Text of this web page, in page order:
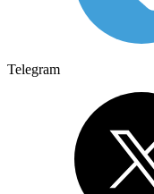
Telegram